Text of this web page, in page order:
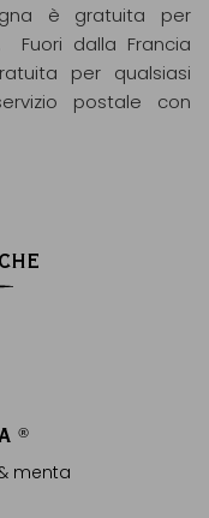
è gratuita per
Fuori dalla Francia
per qualsiasi
postale con
®
menta